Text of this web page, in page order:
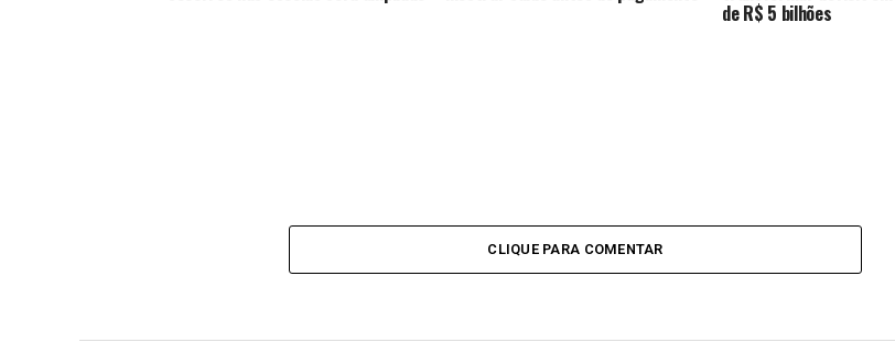
de R$ 5 bilhões
CLIQUE PARA COMENTAR